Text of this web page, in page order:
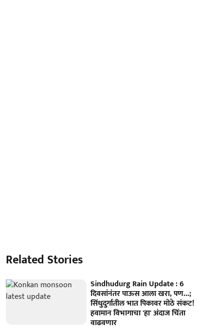
Related Stories
Sindhudurg Rain Update : 6
दिवसांनंतर पाऊस आला खरा, पण...;
सिंधुदुर्गातील भात पिकावर मोठे संकट!
हवामान विभागाचा 'हा' अंदाज चिंता
वाढवणार